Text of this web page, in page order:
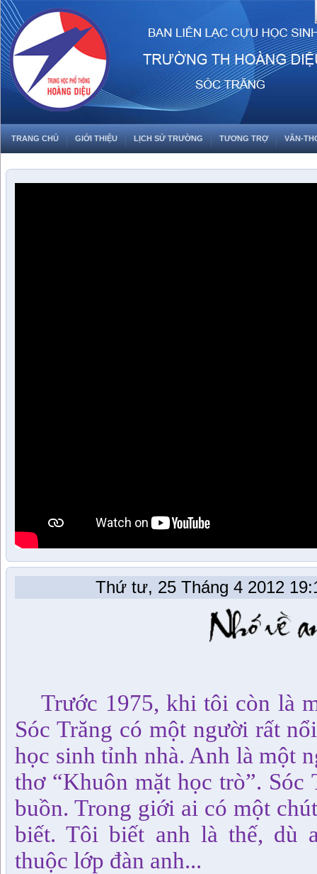
TRANG CHỦ GIỚI THIỆU LỊCH SỬ TRƯỜNG TƯƠNG TRỢ VĂN-
Thứ tư, 25 Tháng 4 2012
Trước 1975, khi tôi còn là
Sóc Trăng có một người rất
học sinh tỉnh nhà. Anh là một
thơ “Khuôn mặt học trò”.
buồn. Trong giới ai có một
biết. Tôi biết anh là thế, dù
thuộc lớp đàn anh...